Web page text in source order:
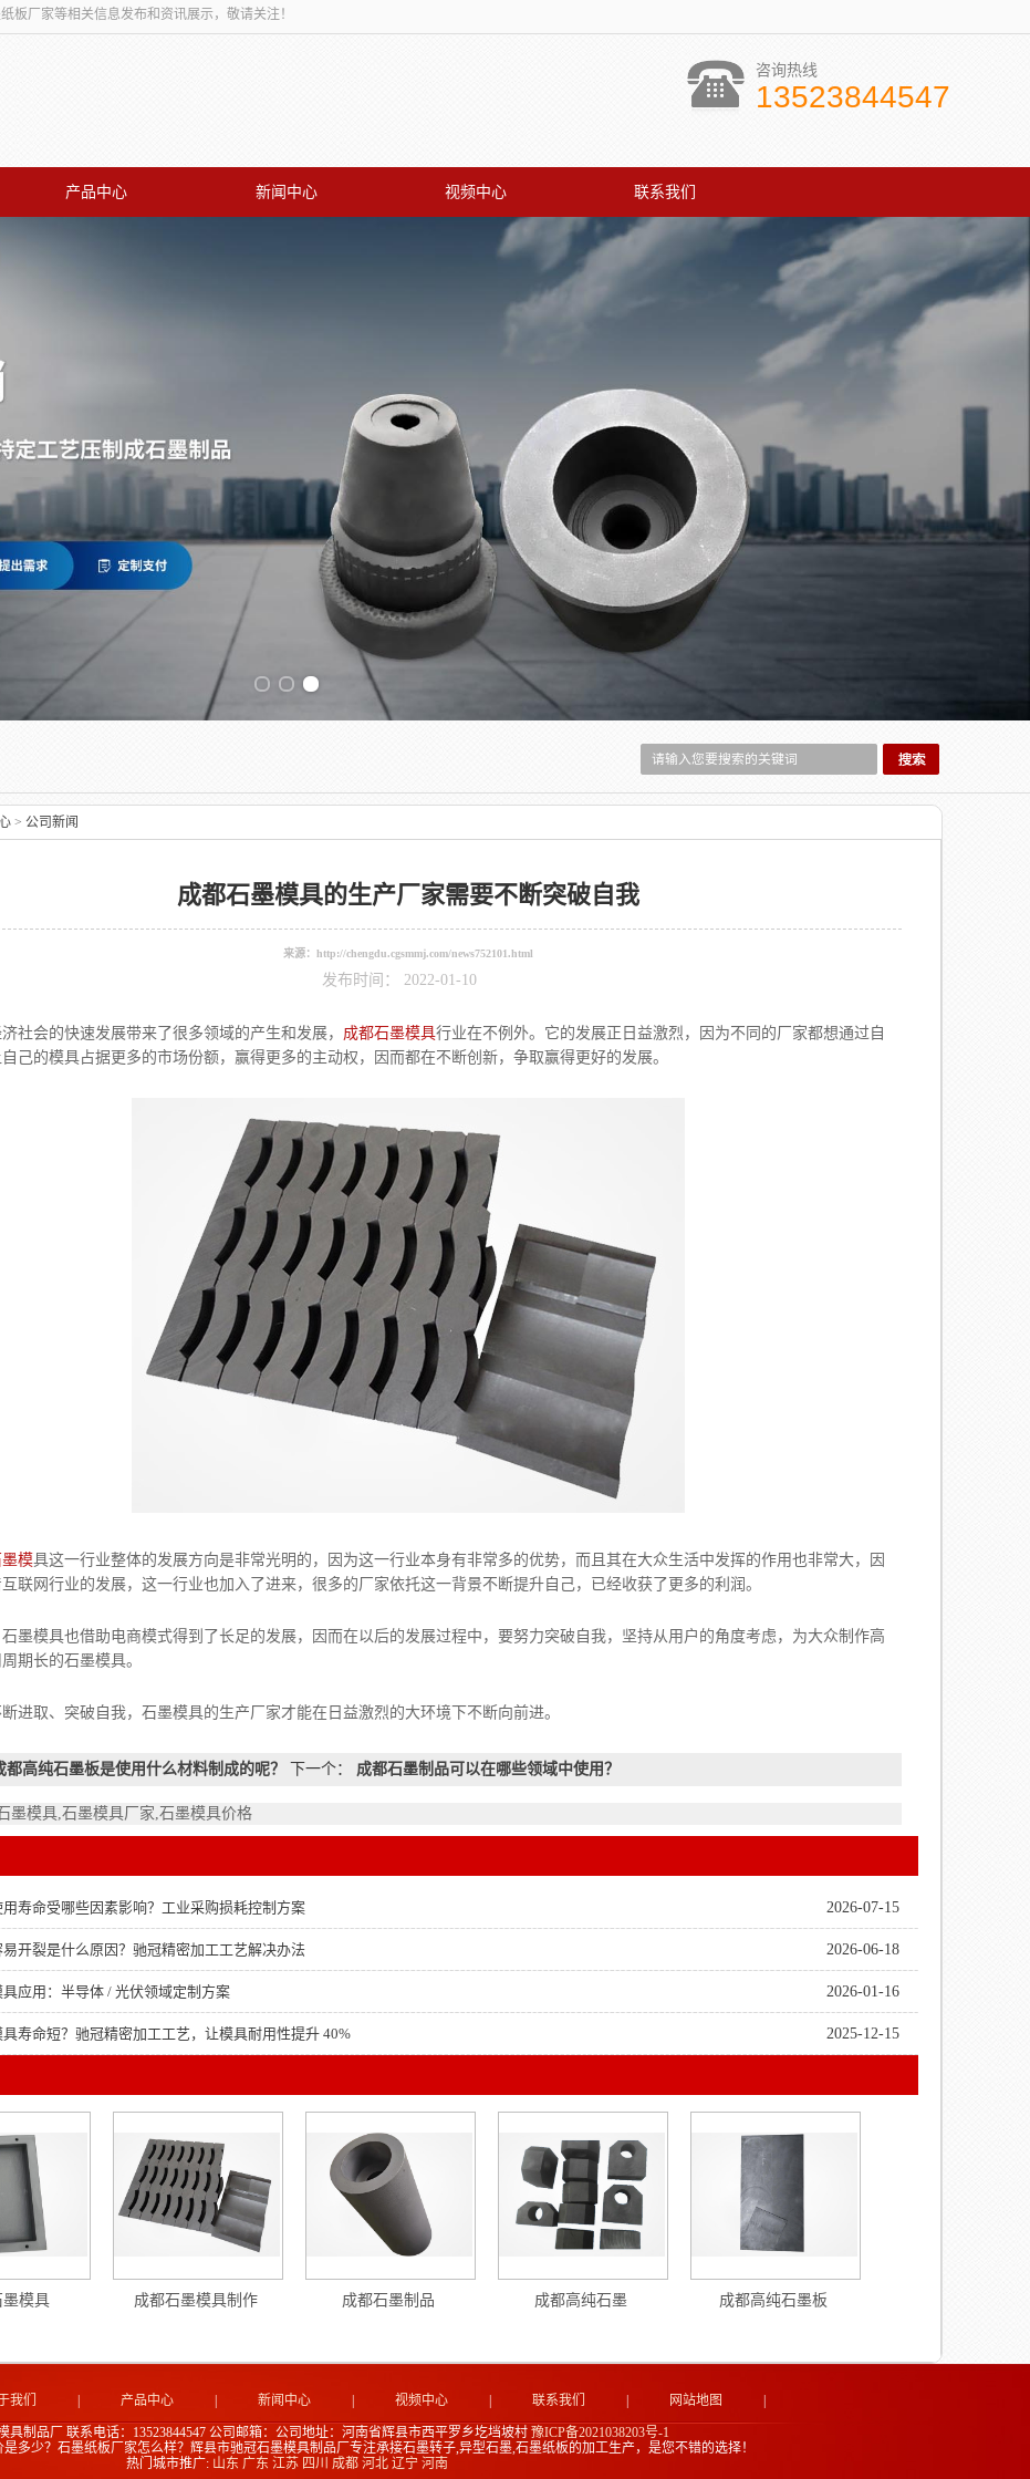
板厂家等相关信息发布和资讯展示，敬请关注！
咨询热线
13523844547
产品中心 新闻中心 视频中心 联系我们
> 公司新闻
成都石墨模具的生产厂家需要不断突破自我
来源： http://chengdu.cgsmmj.com/news752101.html
发布时间： 2022-01-10
会的快速发展带来了很多领域的产生和发展， 成都石墨模具行业在不例外。它的发展正日益激烈，因为不同的厂家都想通过自
己的模具占据更多的市场份额，赢得更多的主动权，因而都在不断创新，争取赢得更好的发展。
模具这一行业整体的发展方向是非常光明的，因为这一行业本身有非常多的优势，而且其在大众生活中发挥的作用也非常大，因
联网行业的发展，这一行业也加入了进来，很多的厂家依托这一背景不断提升自己，已经收获了更多的利润。
模具也借助电商模式得到了长足的发展，因而在以后的发展过程中，要努力突破自我，坚持从用户的角度考虑，为大众制作高
期长的石墨模具。
取、突破自我，石墨模具的生产厂家才能在日益激烈的大环境下不断向前进。
都高纯石墨板是使用什么材料制成的呢？ 下一个： 成都石墨制品可以在哪些领域中使用？
墨模具,石墨模具厂家,石墨模具价格
2026-07-15
寿命受哪些因素影响？工业采购损耗控制方案
2026-06-18
开裂是什么原因？驰冠精密加工工艺解决办法
2026-01-16
应用：半导体 / 光伏领域定制方案
2025-12-15
寿命短？驰冠精密加工工艺，让模具耐用性提升 40%
墨模具 成都石墨模具制作 成都石墨制品 成都高纯石墨 成都高纯石墨板
我们 产品中心 新闻中心 视频中心 联系我们 网站地图
具制品厂 联系电话：13523844547 公司邮箱： 公司地址：河南省辉县市西平罗乡圪垱坡村 豫ICP备2021038203号-1
多少？石墨纸板厂家怎么样？辉县市驰冠石墨模具制品厂专注承接石墨转子,异型石墨,石墨纸板的加工生产，是您不错的选择！
热门城市推广: 山东 广东 江苏 四川 成都 河北 辽宁 河南